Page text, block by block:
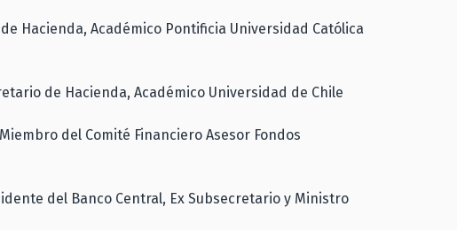
Hacienda, Académico Pontificia Universidad Católica
de Hacienda, Académico Universidad de Chile
del Comité Financiero Asesor Fondos
del Banco Central, Ex Subsecretario y Ministro